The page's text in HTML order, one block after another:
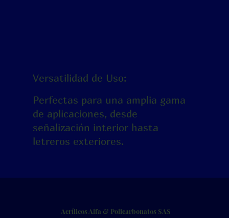
Versatilidad de Uso:
Perfectas para una amplia gama
de aplicaciones, desde
señalización interior hasta
letreros exteriores.
Acrílicos Alfa & Policarbonatos SAS